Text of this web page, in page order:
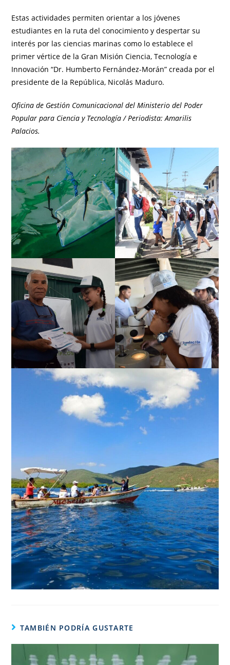
Estas actividades permiten orientar a los jóvenes
estudiantes en la ruta del conocimiento y despertar su
interés por las ciencias marinas como lo establece el
primer vértice de la Gran Misión Ciencia, Tecnología e
Innovación “Dr. Humberto Fernández-Morán” creada por el
presidente de la República, Nicolás Maduro.
Oficina de Gestión Comunicacional del Ministerio del Poder
Popular para Ciencia y Tecnología / Periodista: Amarilis
Palacios.
TAMBIÉN PODRÍA GUSTARTE